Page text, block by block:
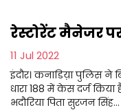
रेस्टोरेंट मैनेजर
11 Jul 2022
इंदौर। कनाडिय़ा पुलिस ने
धारा 188 में केस दर्ज किया
भदौरिया पिता सुरजन सिंह...